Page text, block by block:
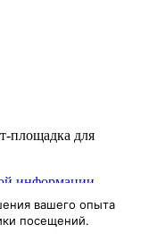
площадка для
информации
данных
данных